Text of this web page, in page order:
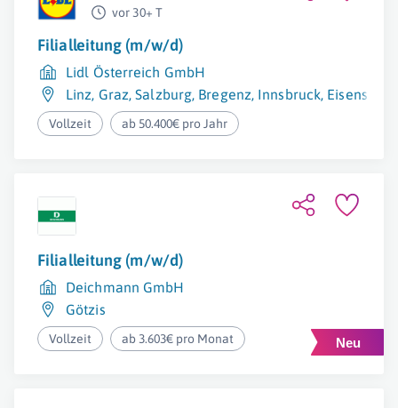
vor 30+ T
Filialleitung (m/w/d)
Lidl Österreich GmbH
Linz, Graz,Salzburg, Bregenz, Innsbruck, Eisenstadt
Vollzeit ab 50.400€ pro Jahr
Filialleitung (m/w/d)
Deichmann GmbH
Götzis
Vollzeit ab 3.603€ pro Monat